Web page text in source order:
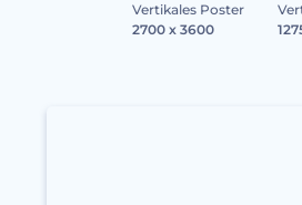
Vertikales Poster
2700 x 3600